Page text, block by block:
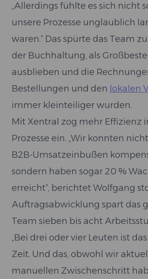
„Allerdings fühlte es sich nicht
unsere Prozesse unglaublich
waren.“ Das spürte das Team
der Buchhaltung, als
ausblieben und die
Bestellungen und den lokalen
immer kleinteiliger wurden.
Mit Xentral zog mehr Effizienz
Prozesse ein. „Wir konnten
B2B-Umsatzeinbußen
sondern haben sogar 20 %
erreicht“, berichtet Wolfgang
Auftragsabwicklung spart das
Team sieben bis acht
„Bei drei oder vier Leuten ist
Zeit. Und das, obwohl wir
manuellen Zwischenschritt